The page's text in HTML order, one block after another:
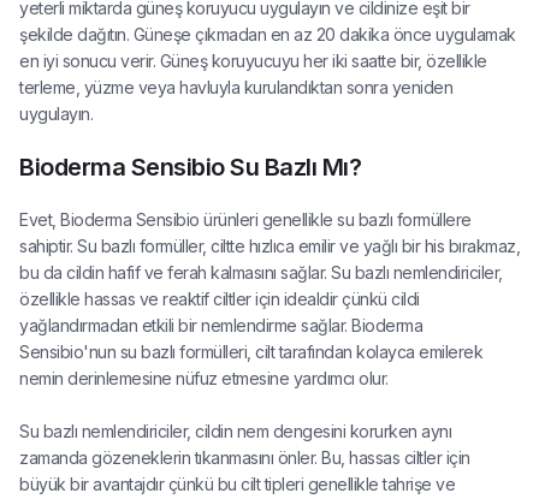
yeterli miktarda güneş koruyucu uygulayın ve cildinize eşit bir
şekilde dağıtın. Güneşe çıkmadan en az 20 dakika önce uygulamak
en iyi sonucu verir. Güneş koruyucuyu her iki saatte bir, özellikle
terleme, yüzme veya havluyla kurulandıktan sonra yeniden
uygulayın.
Bioderma Sensibio Su Bazlı Mı?
Evet, Bioderma Sensibio ürünleri genellikle su bazlı formüllere
sahiptir. Su bazlı formüller, ciltte hızlıca emilir ve yağlı bir his bırakmaz,
bu da cildin hafif ve ferah kalmasını sağlar. Su bazlı nemlendiriciler,
özellikle hassas ve reaktif ciltler için idealdir çünkü cildi
yağlandırmadan etkili bir nemlendirme sağlar. Bioderma
Sensibio'nun su bazlı formülleri, cilt tarafından kolayca emilerek
nemin derinlemesine nüfuz etmesine yardımcı olur.
Su bazlı nemlendiriciler, cildin nem dengesini korurken aynı
zamanda gözeneklerin tıkanmasını önler. Bu, hassas ciltler için
büyük bir avantajdır çünkü bu cilt tipleri genellikle tahrişe ve